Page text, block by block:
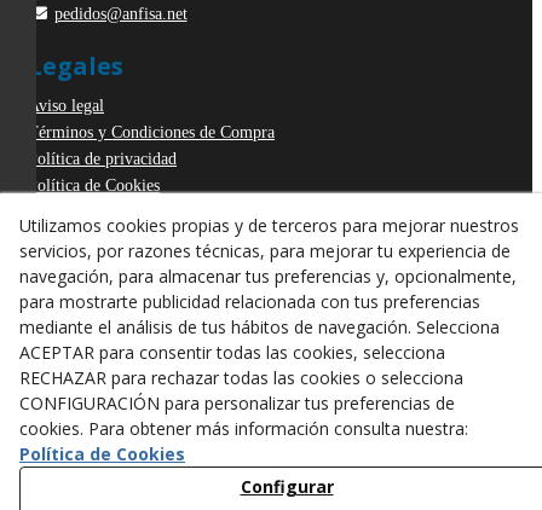
pedidos@anfisa.net
Legales
Aviso legal
Términos y Condiciones de Compra
Política de privacidad
Política de Cookies
Derecho de desistimiento
Utilizamos cookies propias y de terceros para mejorar nuestros
servicios, por razones técnicas, para mejorar tu experiencia de
navegación, para almacenar tus preferencias y, opcionalmente,
para mostrarte publicidad relacionada con tus preferencias
mediante el análisis de tus hábitos de navegación. Selecciona
ACEPTAR para consentir todas las cookies, selecciona
RECHAZAR para rechazar todas las cookies o selecciona
CONFIGURACIÓN para personalizar tus preferencias de
cookies. Para obtener más información consulta nuestra:
Política de Cookies
Configurar